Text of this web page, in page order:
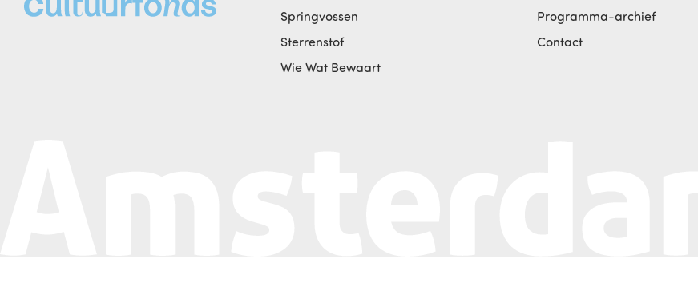
Springvossen
Sterrenstof
Wie Wat Bewaart
Programma-archief
Contact